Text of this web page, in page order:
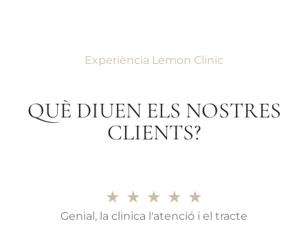
Experiència Lemon Clinic
QUÈ DIUEN ELS NOSTRES
CLIENTS?
★ ★ ★ ★ ★
Genial, la clinica l'atenció i el tracte